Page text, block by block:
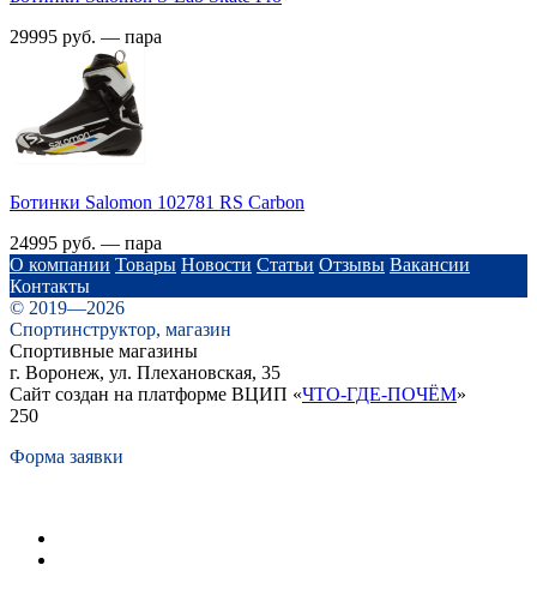
29995 руб. — пара
Ботинки Salomon 102781 RS Carbon
24995 руб. — пара
О компании Товары Новости Статьи Отзывы Вакансии
Контакты
© 2019—2026
Спортинструктор, магазин
Спортивные магазины
г. Воронеж, ул. Плехановская, 35
Сайт создан на платформе ВЦИП «ЧТО-ГДЕ-ПОЧЁМ»
250
Форма заявки